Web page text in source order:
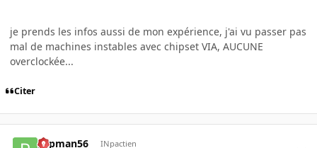
je prends les infos aussi de mon expérience, j'ai vu passer pas
mal de machines instables avec chipset VIA, AUCUNE
overclockée...
Citer
pspman56 INpactien